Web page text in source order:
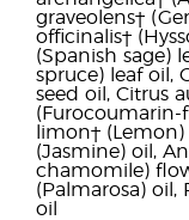
graveolens†
officinalis†
(Spanish sage)
spruce) leaf oil,
seed oil, Citrus
(Furocoumarin-
limon†
(Jasmine) oil,
chamomile)
(Palmarosa) oil,
oil